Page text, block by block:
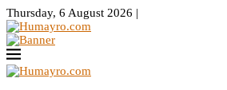
Thursday, 6 August 2026 |